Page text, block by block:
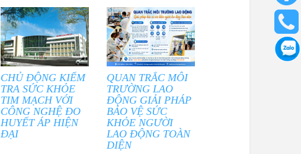
CHỦ ĐỘNG KIỂM
TRA SỨC KHỎE
TIM MẠCH VỚI
CÔNG NGHỆ ĐO
HUYẾT ÁP HIỆN
ĐẠI
QUAN TRẮC MÔI
TRƯỜNG LAO
ĐỘNG GIẢI PHÁP
BẢO VỆ SỨC
KHỎE NGƯỜI
LAO ĐỘNG TOÀN
DIỆN